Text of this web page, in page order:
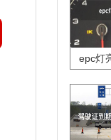
epc灯